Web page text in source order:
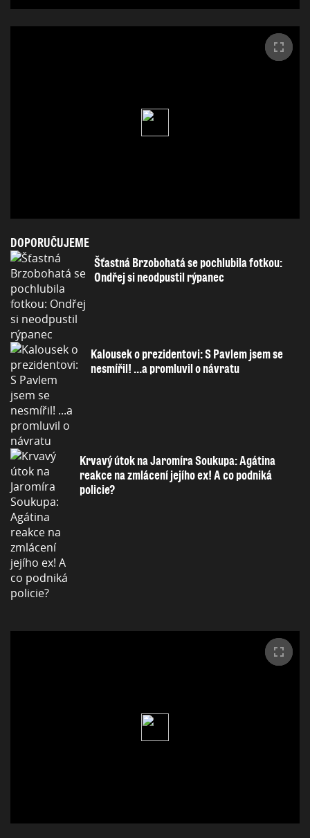
DOPORUČUJEME
Šťastná Brzobohatá se pochlubila fotkou:
Ondřej si neodpustil rýpanec
Kalousek o prezidentovi: S Pavlem jsem se
nesmířil! ...a promluvil o návratu
Krvavý útok na Jaromíra Soukupa: Agátina
reakce na zmlácení jejího ex! A co podniká
policie?